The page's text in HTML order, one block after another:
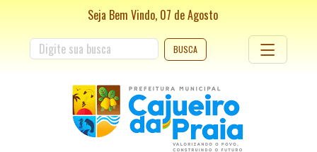
Seja Bem Vindo, 07 deAgosto
BUSCA